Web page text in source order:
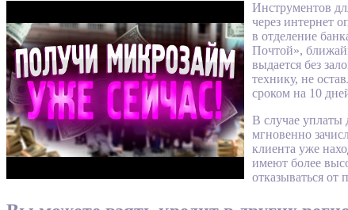
Инструментов
через интернет
в отделение
Почтой»,
выдается без
технику, не
сроком на 10
В случае уплаты
мгновенно
клиента уже
имеют более
отказываться от